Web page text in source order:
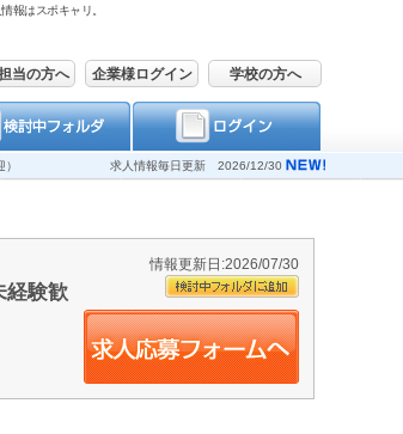
報はスポキャリ。
当の方へ 企業様ログイン 学校の方へ
求人情報毎日更新 2026/12/30
経験歓
情報更新日:2026/07/30